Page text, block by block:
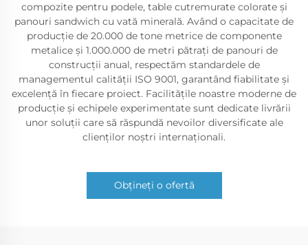
compozite pentru podele, table cutremurate colorate și
panouri sandwich cu vată minerală. Având o capacitate de
producție de 20.000 de tone metrice de componente
metalice și 1.000.000 de metri pătrați de panouri de
construcții anual, respectăm standardele de
managementul calității ISO 9001, garantând fiabilitate și
excelență în fiecare proiect. Facilitățile noastre moderne de
producție și echipele experimentate sunt dedicate livrării
unor soluții care să răspundă nevoilor diversificate ale
clienților noștri internaționali.
Obțineți o ofertă